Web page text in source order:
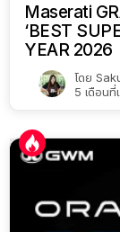
Maserati
‘BEST
YEAR 2026
โดย
5 เดือนที่